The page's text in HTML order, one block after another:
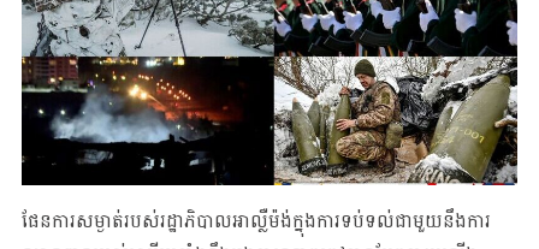
ផែនការសម្ងាត់របស់រដ្ឋាភិបាលអាល្លឺម៉ង់ក្នុងការទប់ទល់ជាមួយនឹងការ